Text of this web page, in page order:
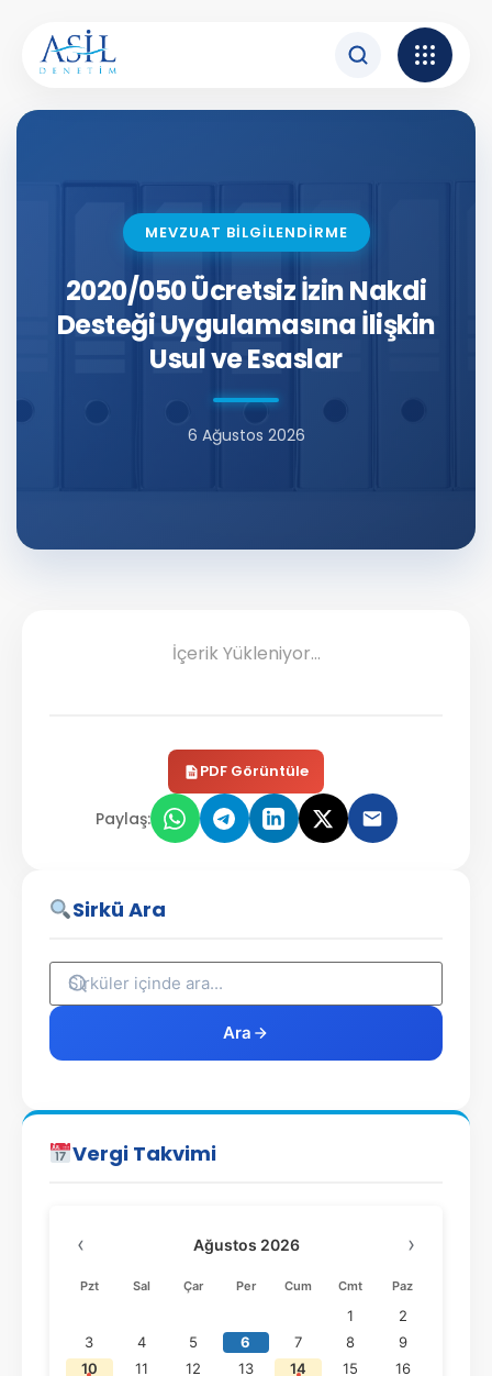
MEVZUAT BİLGİLENDİRME
2020/050 Ücretsiz İzin Nakdi
Desteği Uygulamasına İlişkin
Usul ve Esaslar
6 Ağustos 2026
İçerik Yükleniyor...
PDF Görüntüle
Paylaş:
Sirkü Ara
Ara
Vergi Takvimi
‹ Ağustos 2026 ›
Pzt Sal Çar Per Cum Cmt Paz
1
2
3
4 5 6 7 8
9
10
11 12 13 14 15
16